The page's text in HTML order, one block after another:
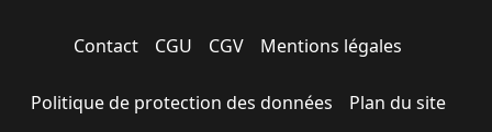
Contact CGU CGV Mentions légales
Politique de protection des données Plan du site